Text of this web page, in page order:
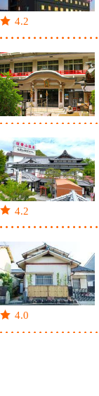
4.2
4.2
4.0